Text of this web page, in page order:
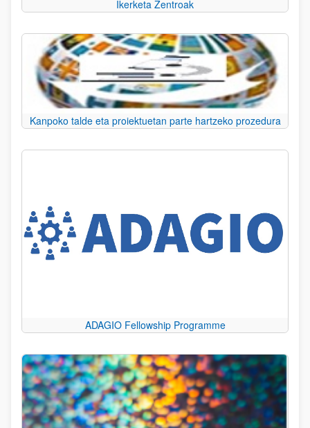
Ikerketa Zentroak
Kanpoko talde eta proiektuetan parte hartzeko prozedura
ADAGIO Fellowship Programme